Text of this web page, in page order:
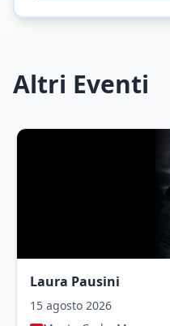
Altri Eventi
Laura Pausini
15 agosto 2026